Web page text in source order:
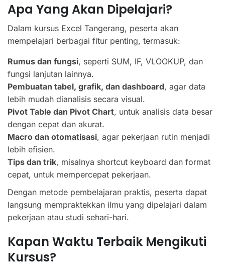
Apa Yang Akan Dipelajari?
Dalam kursus Excel Tangerang, peserta akan
mempelajari berbagai fitur penting, termasuk:
Rumus dan fungsi, seperti SUM, IF, VLOOKUP, dan
fungsi lanjutan lainnya.
Pembuatan tabel, grafik, dan dashboard, agar data
lebih mudah dianalisis secara visual.
Pivot Table dan Pivot Chart, untuk analisis data besar
dengan cepat dan akurat.
Macro dan otomatisasi, agar pekerjaan rutin menjadi
lebih efisien.
Tips dan trik, misalnya shortcut keyboard dan format
cepat, untuk mempercepat pekerjaan.
Dengan metode pembelajaran praktis, peserta dapat
langsung mempraktekkan ilmu yang dipelajari dalam
pekerjaan atau studi sehari-hari.
Kapan Waktu Terbaik Mengikuti
Kursus?